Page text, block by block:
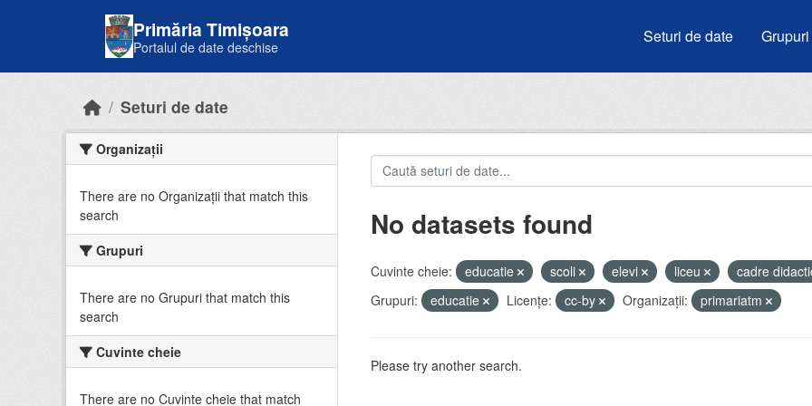
Primăria Timișoara
Portalul de date deschise
Seturi de date Grupuri
Seturi de date
Organizații
There are no Organizații that match this
search
Grupuri
There are no Grupuri that match this
search
Cuvinte cheie
There are no Cuvinte cheie that match
No datasets found
Cuvinte cheie: educatie scoli elevi liceu
cadre
Grupuri:
educatie Licenţe: cc-by Organizații: primariatm
Please try another search.